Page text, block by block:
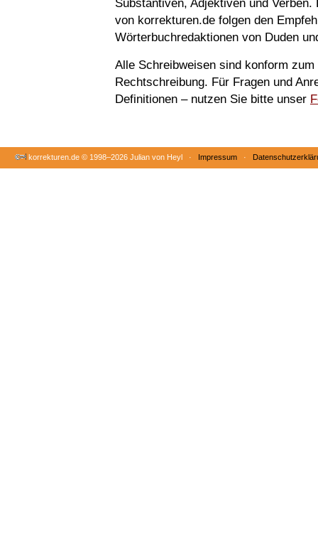
Substantiven, Adjektiven und
von korrekturen.de folgen den
Wörterbuchredaktionen von Duden
Alle Schreibweisen sind konform
Rechtschreibung. Für Fragen und
Definitionen – nutzen Sie bitte unser
korrekturen.de © 1998–2026 Julian von Heyl · Impressum ·